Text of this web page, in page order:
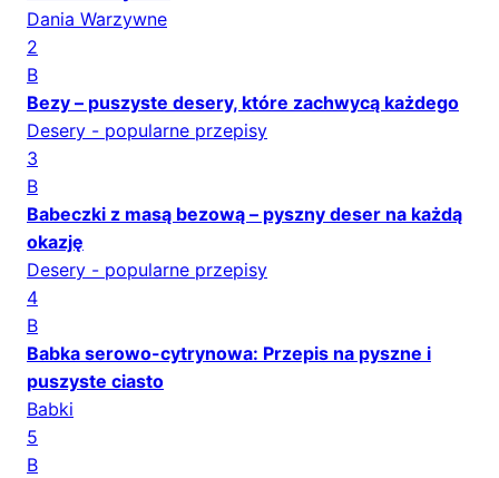
Dania Warzywne
2
B
Bezy – puszyste desery, które zachwycą każdego
Desery - popularne przepisy
3
B
Babeczki z masą bezową – pyszny deser na każdą
okazję
Desery - popularne przepisy
4
B
Babka serowo-cytrynowa: Przepis na pyszne i
puszyste ciasto
Babki
5
B